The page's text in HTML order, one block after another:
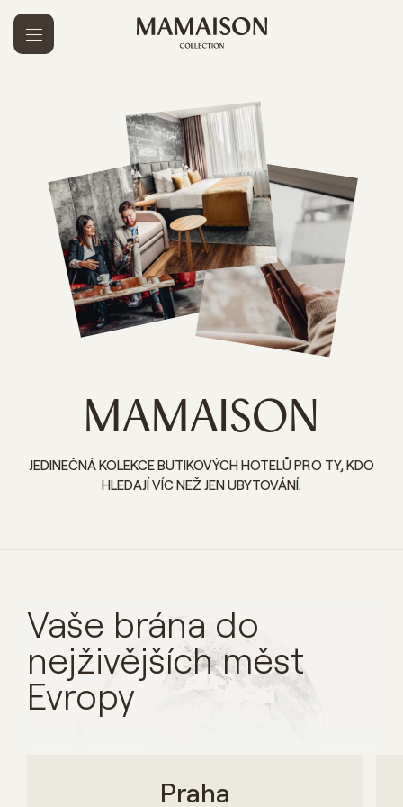
MAMAISON
JEDINEČNÁ KOLEKCE BUTIKOVÝCH HOTELŮ PRO TY, KDO
HLEDAJÍ VÍC NEŽ JEN UBYTOVÁNÍ.
Vaše brána do
nejživějších měst
Evropy
Praha